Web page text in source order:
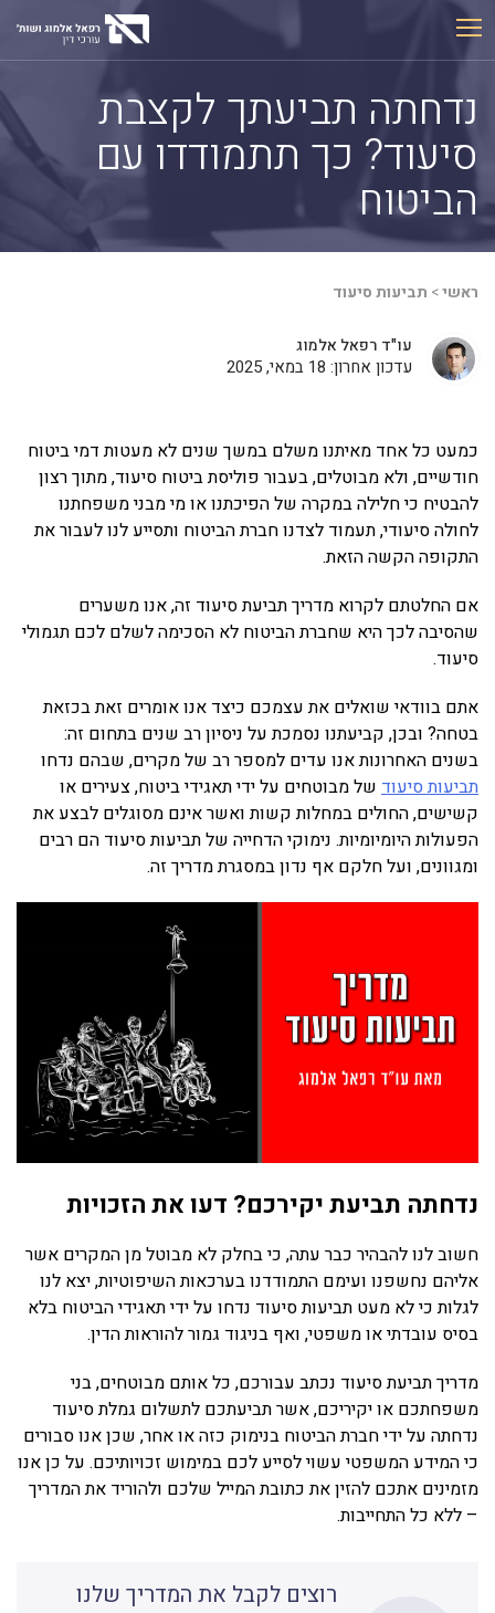
Skip
to
content
נדחתה תביעתך לקצבת
סיעוד? כך תתמודדו עם
הביטוח
ראשי> תביעות סיעוד
עו"ד רפאל אלמוג
עדכון אחרון: 18 במאי, 2025
כמעט כל אחד מאיתנו משלם במשך שנים לא מעטות דמי ביטוח
חודשיים, ולא מבוטלים, בעבור פוליסת ביטוח סיעוד, מתוך רצון
להבטיח כי חלילה במקרה של הפיכתנו או מי מבני משפחתנו
לחולה סיעודי, תעמוד לצדנו חברת הביטוח ותסייע לנו לעבור את
התקופה הקשה הזאת.
אם החלטתם לקרוא מדריך תביעת סיעוד זה, אנו משערים
שהסיבה לכך היא שחברת הביטוח לא הסכימה לשלם לכם תגמולי
סיעוד.
אתם בוודאי שואלים את עצמכם כיצד אנו אומרים זאת בכזאת
בטחה? ובכן, קביעתנו נסמכת על ניסיון רב שנים בתחום זה:
בשנים האחרונות אנו עדים למספר רב של מקרים, שבהם נדחו
תביעות סיעוד של מבוטחים על ידי תאגידי ביטוח, צעירים או
קשישים, החולים במחלות קשות ואשר אינם מסוגלים לבצע את
הפעולות היומיומיות. נימוקי הדחייה של תביעות סיעוד הם רבים
ומגוונים, ועל חלקם אף נדון במסגרת מדריך זה.
נדחתה תביעת יקירכם? דעו את הזכויות
חשוב לנו להבהיר כבר עתה, כי בחלק לא מבוטל מן המקרים אשר
אליהם נחשפנו ועימם התמודדנו בערכאות השיפוטיות, יצא לנו
לגלות כי לא מעט תביעות סיעוד נדחו על ידי תאגידי הביטוח בלא
בסיס עובדתי או משפטי, ואף בניגוד גמור להוראות הדין.
מדריך תביעת סיעוד נכתב עבורכם, כל אותם מבוטחים, בני
משפחתכם או יקיריכם, אשר תביעתכם לתשלום גמלת סיעוד
נדחתה על ידי חברת הביטוח בנימוק כזה או אחר, שכן אנו סבורים
כי המידע המשפטי עשוי לסייע לכם במימוש זכויותיכם. על כן אנו
מזמינים אתכם להזין את כתובת המייל שלכם ולהוריד את המדריך
– ללא כל התחייבות.
רוצים לקבל את המדריך שלנו